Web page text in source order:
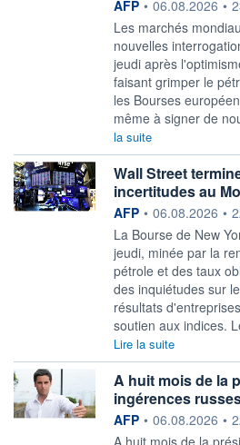
information fournie
AFP • 06.08.2026 •
Les marchés
nouvelles
jeudi après
faisant grimper le
les Bourses
même à signer de
la suite
Wall Street
incertitudes au
information fournie
AFP • 06.08.2026 •
La Bourse de New
jeudi, minée par la
pétrole et des taux
des inquiétudes sur
résultats
soutien aux indices.
Lire la suite
A huit mois de la
ingérences
information fournie
AFP • 06.08.2026 •